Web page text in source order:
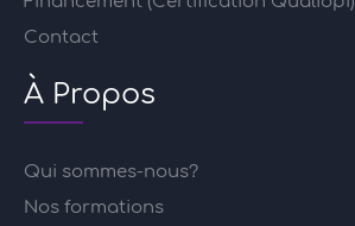
Contact
À Propos
Qui sommes-nous?
Nos formations